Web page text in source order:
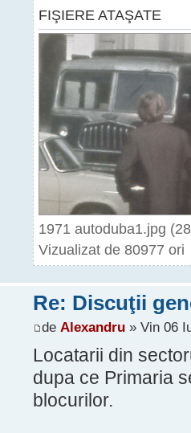
FIŞIERE ATAŞATE
1971 autoduba1.jpg
Vizualizat de 80977 ori
Re: Discuţii
de Alexandru» Vin 06
Locatarii din
dupa ce Primaria
blocurilor.